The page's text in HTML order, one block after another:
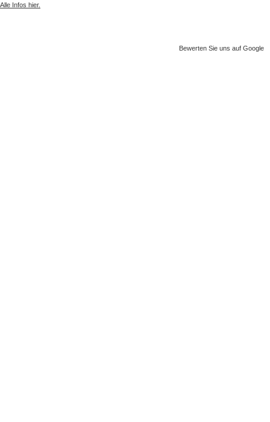
Alle Infos hier.
Bewerten Sie uns auf Google